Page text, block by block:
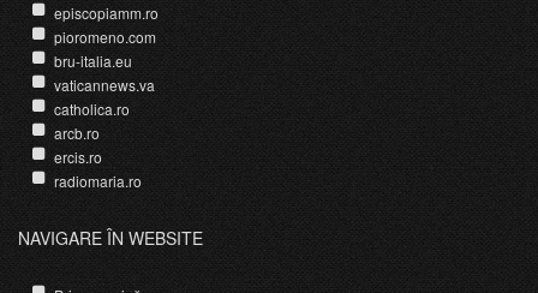
episcopiamm.ro
pioromeno.com
bru-italia.eu
vaticannews.va
catholica.ro
arcb.ro
ercis.ro
radiomaria.ro
NAVIGARE ÎN WEBSITE